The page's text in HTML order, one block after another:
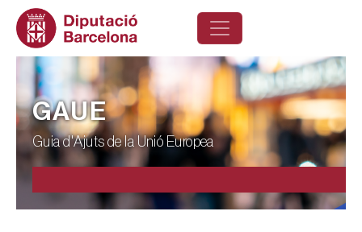
Vés al contingut
GAUE
Guia d'Ajuts de la Unió Europea